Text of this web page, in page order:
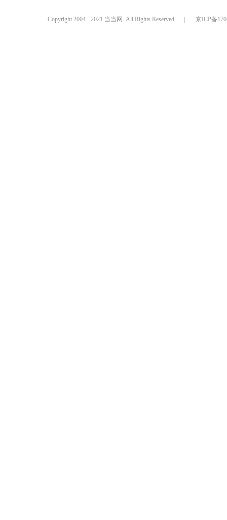
Copyright 2004 - 2021 当当网. All Rights Reserved 京ICP备